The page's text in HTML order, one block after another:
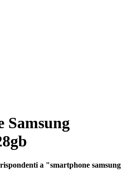
Samsung
a "smartphone samsung